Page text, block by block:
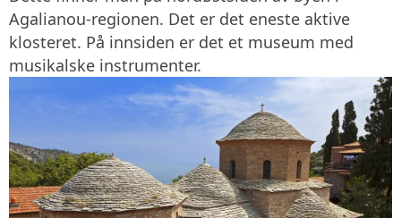
Agalianou-regionen. Det er det eneste aktive
klosteret. På innsiden er det et museum med
musikalske instrumenter.